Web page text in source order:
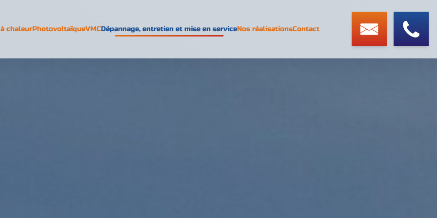
chaleurPhotovoltaïqueVMCDépannage, entretien et mise en serviceNos réalisationsContact